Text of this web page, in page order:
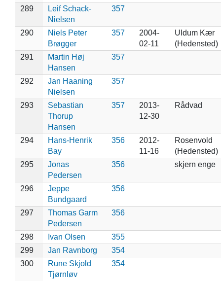
289
Leif Schack-
Nielsen
357
290
Niels Peter
Brøgger
357
2004-
02-11
Uldum Kær
(Hedensted)
291
Martin Høj
Hansen
357
292
Jan Haaning
Nielsen
357
293
Sebastian
Thorup
Hansen
357
2013-
12-30
Rådvad
294
Hans-Henrik
Bay
356
2012-
11-16
Rosenvold
(Hedensted)
295
Jonas
Pedersen
356 skjern enge
296
Jeppe
Bundgaard
356
297
Thomas Garm
Pedersen
356
298 Ivan Olsen
355
299
Jan Ravnborg
354
300
Rune Skjold
Tjørnløv
354